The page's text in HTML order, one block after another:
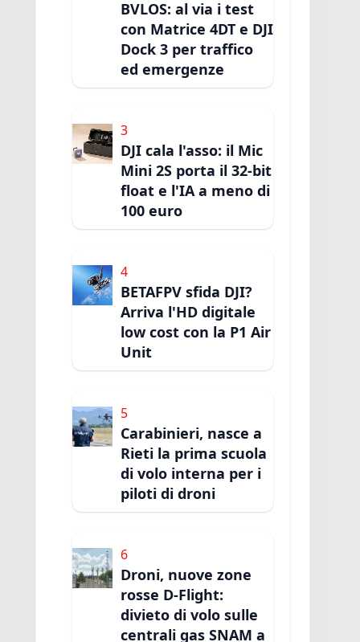
BVLOS: al via i test
con Matrice 4DT e DJI
Dock 3 per traffico
ed emergenze
3
DJI cala l'asso: il Mic
Mini 2S porta il 32-bit
float e l'IA a meno di
100 euro
4
BETAFPV sfida DJI?
Arriva l'HD digitale
low cost con la P1 Air
Unit
5
Carabinieri, nasce a
Rieti la prima scuola
di volo interna per i
piloti di droni
6
Droni, nuove zone
rosse D-Flight:
divieto di volo sulle
centrali gas SNAM a